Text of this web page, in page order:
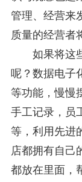
管理、经营来
质量的经营者
如果将这些
呢？数据电子
等功能，慢慢
手工记录，员
等，利用先进
店都拥有自己
都放在里面，